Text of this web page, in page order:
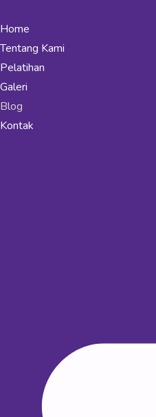
Home
Tentang Kami
Pelatihan
Galeri
Blog
Kontak